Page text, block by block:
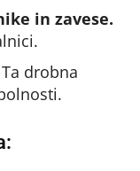
in zavese.
Ta drobna